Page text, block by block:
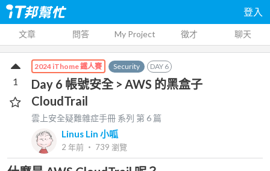
登入
文章 問答 My Project 徵才 聊天
2024 iThome 鐵人賽 Security DAY 6
Day 6 帳號安全 > AWS 的黑盒子
CloudTrail
雲上安全疑難雜症手冊 系列 第6 篇
Linus Lin 小呱
2 年前 ‧ 739 瀏覽
1